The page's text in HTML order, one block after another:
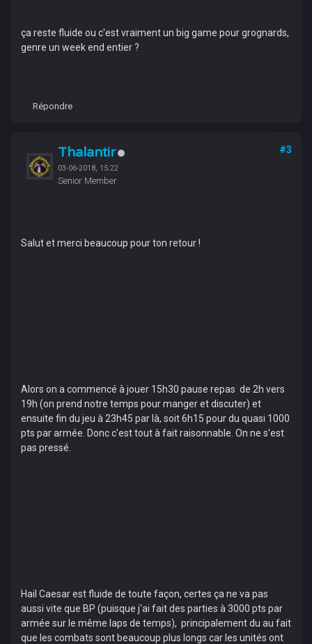
ça reste fluide ou c'est vraiment un big game pour grognards,
genre un week end entier ?
Répondre
Thalantir
03-06-2018, 15:22
Senior Member
#3
Salut et merci beaucoup pour ton retour !
Alors on a commencé à jouer 15h30 pause repas de 2h vers
19h (on prend notre temps pour manger et discuter) et
ensuite fin du jeu à 23h45 par là, soit 6h15 pour du quasi 1000
pts par armée. Donc c'est tout à fait raisonnable. On ne s'est
pas pressé.
Hail Caesar est fluide de toute façon, certes ça ne va pas
aussi vite que BP (puisque j'ai fait des parties à 3000 pts par
armée sur le même laps de temps), principalement du au fait
que les combats sont beaucoup plus longs car les unités ont